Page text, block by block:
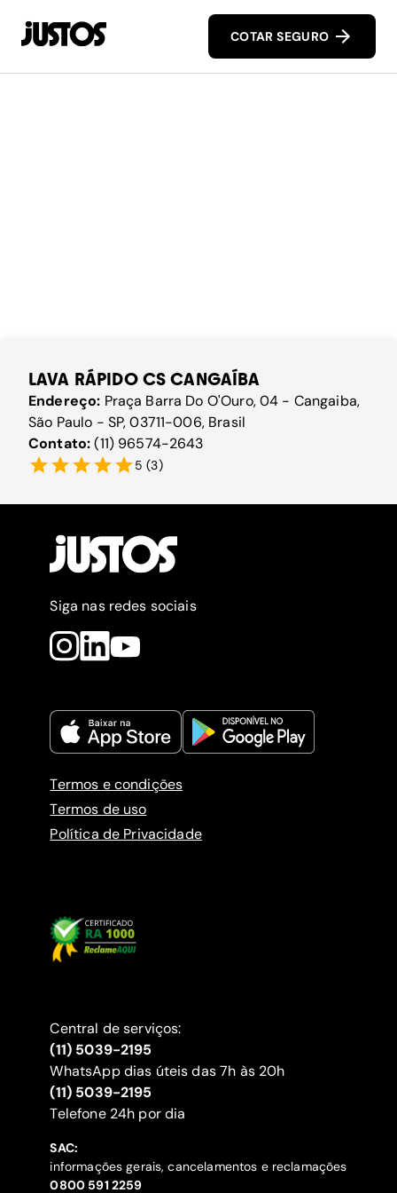
COTAR SEGURO
LAVA RÁPIDO CS CANGAÍBA
Endereço: Praça Barra Do O'Ouro, 04 - Cangaiba,
São Paulo - SP, 03711-006, Brasil
Contato:(11) 96574-2643
5 (3)
Siga nas redes sociais
Termos e condições
Termos de uso
Política de Privacidade
Central de serviços:
(11) 5039-2195
WhatsApp dias úteis das 7h às 20h
(11) 5039-2195
‍Telefone 24h por dia
SAC:
informações gerais, cancelamentos e reclamações
‍0800 591 2259